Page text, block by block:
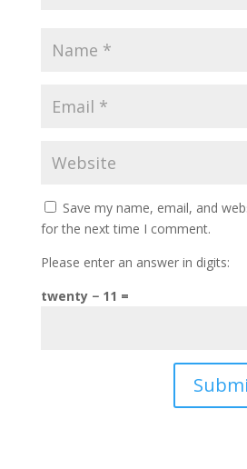
Save my name, email, and
for the next time I comment.
Please enter an answer in digits:
twenty − 11 =